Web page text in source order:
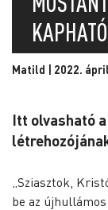
Matild | 2022.
Itt olvasható
„Sziasztok,
be az